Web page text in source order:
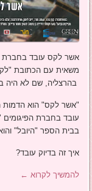
אשר לקס עובד בחברת
משאית עם הכתובת
בהרצליה, שם לא היה
"אשר לקס" הוא הדמות
עובד בחברת הפיגומים
בבית הספר "היובל"
איך זה בדיוק עובד?
להמשיך לקרוא ←